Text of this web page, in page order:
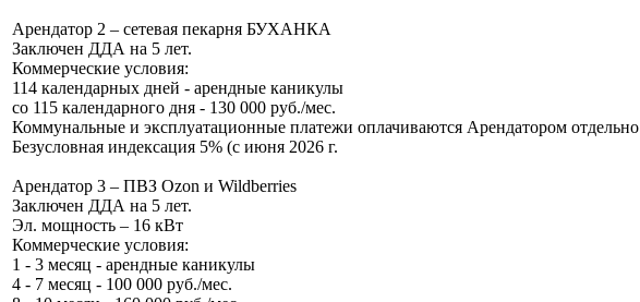
Арендатор 2 – сетевая пекарня БУХАНКА
Заключен ДДА на 5 лет.
Коммерческие условия:
114 календарных дней - арендные каникулы
со 115 календарного дня - 130 000 руб./мес.
Коммунальные и эксплуатационные платежи оплачиваются Арендатором отдельно
Безусловная индексация 5% (с июня 2026 г.
Арендатор 3 – ПВЗ Ozon и Wildberries
Заключен ДДА на 5 лет.
Эл. мощность – 16 кВт
Коммерческие условия:
1 - 3 месяц - арендные каникулы
4 - 7 месяц - 100 000 руб./мес.